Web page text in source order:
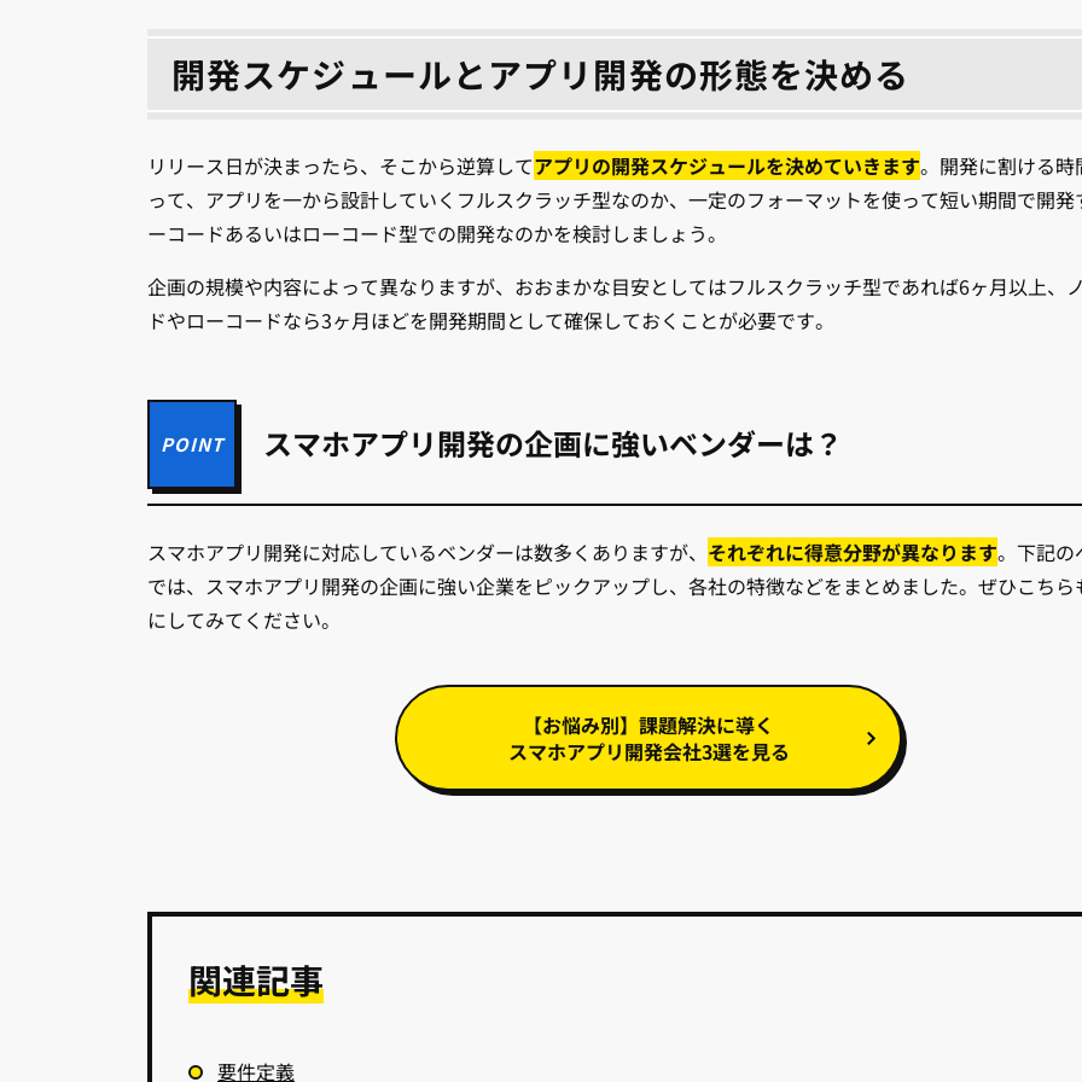
開発スケジュールとアプリ開発の形態を決める
リリース日が決まったら、そこから逆算してアプリの開発スケジュールを決めていきます。開発に割ける時
って、アプリを一から設計していくフルスクラッチ型なのか、一定のフォーマットを使って短い期間で開発
ーコードあるいはローコード型での開発なのかを検討しましょう。
企画の規模や内容によって異なりますが、おおまかな目安としてはフルスクラッチ型であれば6ヶ月以上、
ドやローコードなら3ヶ月ほどを開発期間として確保しておくことが必要です。
スマホアプリ開発の企画に強いベンダーは？
スマホアプリ開発に対応しているベンダーは数多くありますが、 それぞれに得意分野が異なります。下記の
では、スマホアプリ開発の企画に強い企業をピックアップし、各社の特徴などをまとめました。ぜひこちら
にしてみてください。
【お悩み別】課題解決に導く
スマホアプリ開発会社3選を見る
関連記事
要件定義